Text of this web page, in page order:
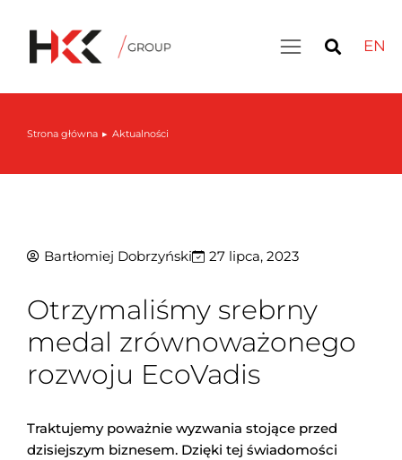
EN
Jesteś tutaj:
Strona główna Aktualności
Bartłomiej Dobrzyński 27 lipca, 2023
Otrzymaliśmy srebrny
medal zrównoważonego
rozwoju EcoVadis
Traktujemy poważnie wyzwania stojące przed
dzisiejszym biznesem. Dzięki tej świadomości